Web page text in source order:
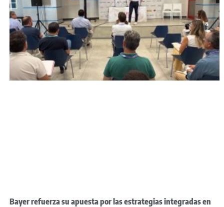
Bayer refuerza su apuesta por las estrategias integradas en